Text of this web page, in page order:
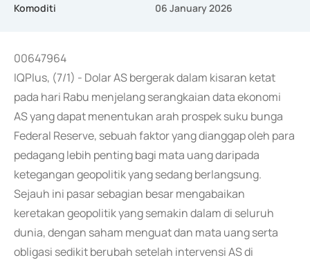
Komoditi 06 January 2026
00647964
IQPlus, (7/1) - Dolar AS bergerak dalam kisaran ketat
pada hari Rabu menjelang serangkaian data ekonomi
AS yang dapat menentukan arah prospek suku bunga
Federal Reserve, sebuah faktor yang dianggap oleh para
pedagang lebih penting bagi mata uang daripada
ketegangan geopolitik yang sedang berlangsung.
Sejauh ini pasar sebagian besar mengabaikan
keretakan geopolitik yang semakin dalam di seluruh
dunia, dengan saham menguat dan mata uang serta
obligasi sedikit berubah setelah intervensi AS di